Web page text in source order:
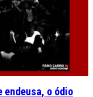
endeusa, o ódio